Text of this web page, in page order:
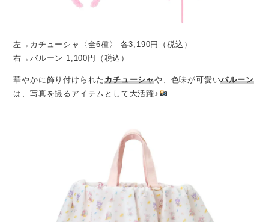
左→カチューシャ〈全6種〉 各3,190円（税込）
右→バルーン 1,100円（税込）
華やかに飾り付けられたカチューシャや、色味が可愛いバルーン
は、写真を撮るアイテムとして大活躍♪